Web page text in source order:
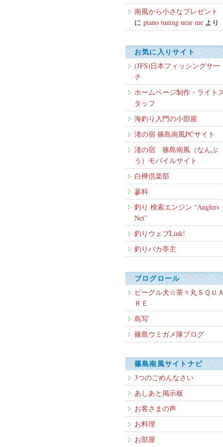
南風から小さなプレゼント
に piano tuning near me より
お気に入りサイト
(JFS)日本フィッシングサー
チ
ホームページ制作・ライト
タッフ
海釣り入門の小部屋
渚の宿 篠島南風PCサイト
渚の宿 篠島南風（なんぷ
う）モバイルサイト
白樺倶楽部
蓼科
釣り 検索エンジン “Anglers
Net”
釣りウェブLink!
釣りバカ亭主
ブログロール
ビーグル犬☆茶々丸ＳＱＵ
ＲＥ
島写
篠島ウミガメ隊ブログ
篠島南風サイトナビ
3つのごめんなさい
あしあと掲示板
お客さまの声
お料理
お部屋